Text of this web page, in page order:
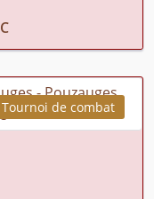
Tournoi de combat